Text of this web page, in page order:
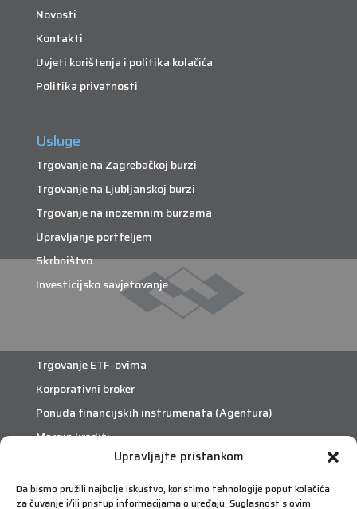
Upravljajte pristankom
Da bismo pružili najbolje iskustvo, koristimo tehnologije poput kolačića
za čuvanje i/ili pristup informacijama o uređaju. Suglasnost s ovim
Novosti
Kontakti
Uvjeti korištenja i politika kolačića
Politika privatnosti
Usluge
Trgovanje na Zagrebačkoj burzi
Trgovanje na Ljubljanskoj burzi
Trgovanje na inozemnim burzama
Upravljanje portfeljem
Skrbništvo
Investicijsko savjetovanje
Trgovanje ETF-ovima
Korporativni broker
Ponuda financijskih instrumenata (Agentura)
Margin krediti
eTrade